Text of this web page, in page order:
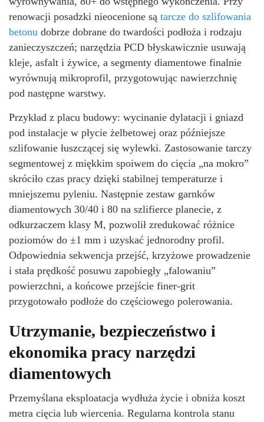
renowacji posadzki nieocenione są tarcze do szlifowania
betonu dobrze dobrane do twardości podłoża i rodzaju
zanieczyszczeń; narzędzia PCD błyskawicznie usuwają
kleje, asfalt i żywice, a segmenty diamentowe finalnie
wyrównują mikroprofil, przygotowując nawierzchnię
pod następne warstwy.
Przykład z placu budowy: wycinanie dylatacji i gniazd
pod instalacje w płycie żelbetowej oraz późniejsze
szlifowanie łuszczącej się wylewki. Zastosowanie tarczy
segmentowej z miękkim spoiwem do cięcia „na mokro”
skróciło czas pracy dzięki stabilnej temperaturze i
mniejszemu pyleniu. Następnie zestaw garnków
diamentowych 30/40 i 80 na szlifierce planecie, z
odkurzaczem klasy M, pozwolił zredukować różnice
poziomów do ±1 mm i uzyskać jednorodny profil.
Odpowiednia sekwencja przejść, krzyżowe prowadzenie
i stała prędkość posuwu zapobiegły „falowaniu”
powierzchni, a końcowe przejście finer-grit
przygotowało podłoże do częściowego polerowania.
Utrzymanie, bezpieczeństwo i
ekonomika pracy narzędzi
diamentowych
Przemyślana eksploatacja wydłuża życie i obniża koszt
metra cięcia lub wiercenia. Regularna kontrola stanu